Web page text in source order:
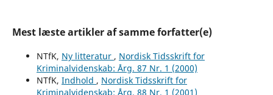
Mest læste artikler af samme forfatter(e)
NTfK, Ny litteratur , Nordisk Tidsskrift for
Kriminalvidenskab: Årg. 87 Nr. 1 (2000)
NTfK, Indhold , Nordisk Tidsskrift for
Kriminalvidenskab: Årg. 88 Nr. 1 (2001)